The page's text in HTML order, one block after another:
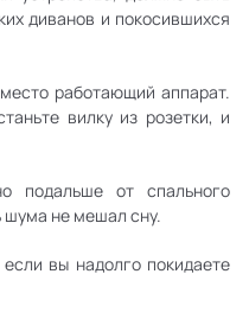
диванов и покосившихся
работающий аппарат.
вилку из розетки, и
подальше от спального
шума не мешал сну.
вы надолго покидаете